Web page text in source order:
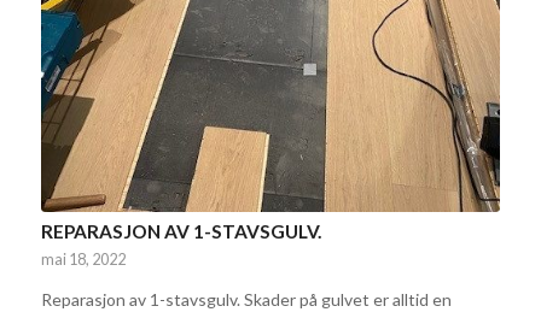
REPARASJON AV 1-STAVSGULV.
mai 18, 2022
Reparasjon av 1-stavsgulv. Skader på gulvet er alltid en